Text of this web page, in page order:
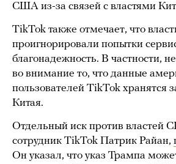
США из-за связей с властями
TikTok также отмечает, что
проигнорировали попытки
благонадежность. В частности,
во внимание то, что данные
пользователей TikTok хранятся
Китая.
Отдельный иск против властей
сотрудник TikTok Патрик Райан,
Он указал, что указ Трампа